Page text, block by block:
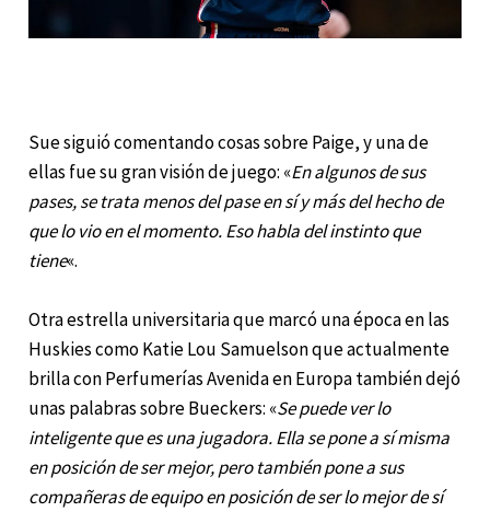
Sue siguió comentando cosas sobre Paige, y una de
ellas fue su gran visión de juego: «En algunos de sus
pases, se trata menos del pase en sí y más del hecho de
que lo vio en el momento. Eso habla del instinto que
tiene«.
Otra estrella universitaria que marcó una época en las
Huskies como Katie Lou Samuelson que actualmente
brilla con Perfumerías Avenida en Europa también dejó
unas palabras sobre Bueckers: «Se puede ver lo
inteligente que es una jugadora. Ella se pone a sí misma
en posición de ser mejor, pero también pone a sus
compañeras de equipo en posición de ser lo mejor de sí